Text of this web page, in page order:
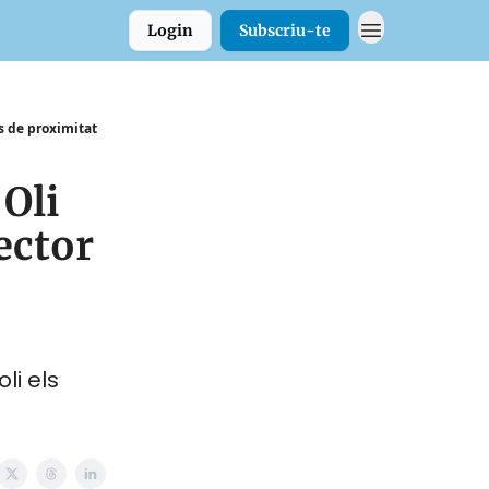
Login Subscriu-te
de proximitat
els